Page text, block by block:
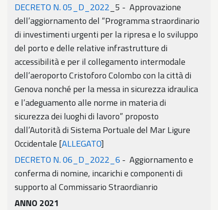
DECRETO N. 05_D_2022 _5 - Approvazione
dell’aggiornamento del “Programma straordinario
di investimenti urgenti per la ripresa e lo sviluppo
del porto e delle relative infrastrutture di
accessibilità e per il collegamento intermodale
dell’aeroporto Cristoforo Colombo con la città di
Genova nonché per la messa in sicurezza idraulica
e l’adeguamento alle norme in materia di
sicurezza dei luoghi di lavoro” proposto
dall’Autorità di Sistema Portuale del Mar Ligure
Occidentale [ALLEGATO]
DECRETO N. 06_D_2022_6 - Aggiornamento e
conferma di nomine, incarichi e componenti di
supporto al Commissario Straordianrio
ANNO 2021